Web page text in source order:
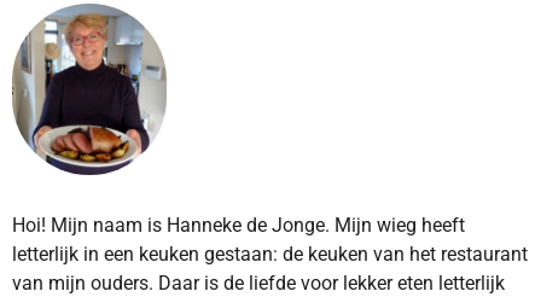
Hoi! Mijn naam is Hanneke de Jonge. Mijn wieg heeft
letterlijk in een keuken gestaan: de keuken van het restaurant
van mijn ouders. Daar is de liefde voor lekker eten letterlijk